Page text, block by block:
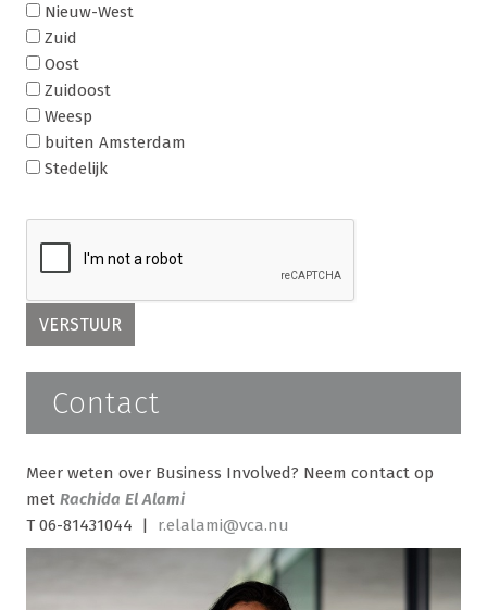
Nieuw-West
Zuid
Oost
Zuidoost
Weesp
buiten Amsterdam
Stedelijk
Contact
Meer weten over Business Involved? Neem contact op
met Rachida El Alami
T 06-81431044 | r.elalami@vca.nu